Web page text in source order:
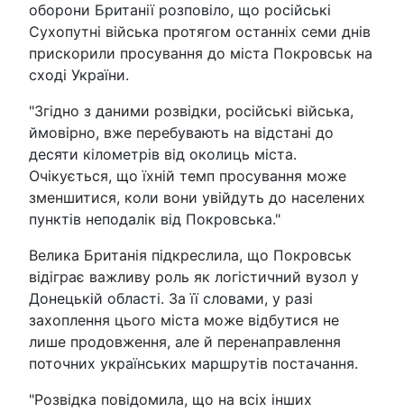
оборони Британії розповіло, що російські
Сухопутні війська протягом останніх семи днів
прискорили просування до міста Покровськ на
сході України.
"Згідно з даними розвідки, російські війська,
ймовірно, вже перебувають на відстані до
десяти кілометрів від околиць міста.
Очікується, що їхній темп просування може
зменшитися, коли вони увійдуть до населених
пунктів неподалік від Покровська."
Велика Британія підкреслила, що Покровськ
відіграє важливу роль як логістичний вузол у
Донецькій області. За її словами, у разі
захоплення цього міста може відбутися не
лише продовження, але й перенаправлення
поточних українських маршрутів постачання.
"Розвідка повідомила, що на всіх інших